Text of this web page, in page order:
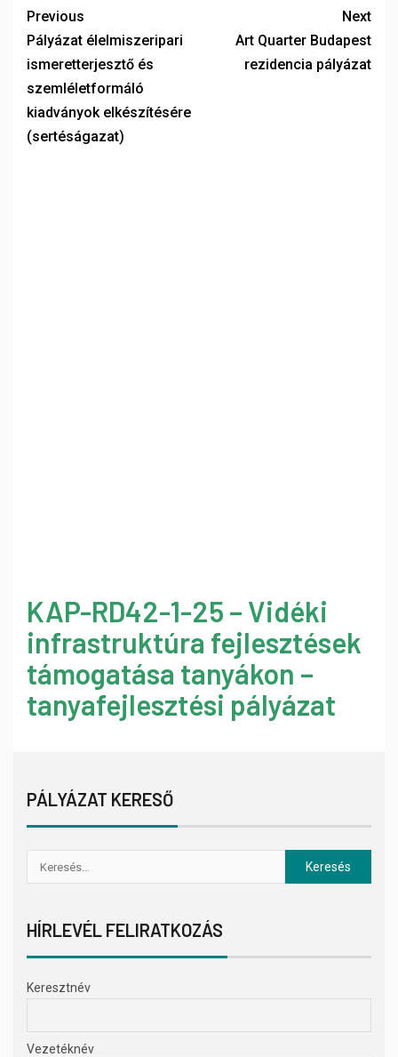
Previous
Pályázat élelmiszeripari
ismeretterjesztő és
szemléletformáló
kiadványok elkészítésére
(sertéságazat)
Next
Art Quarter Budapest
rezidencia pályázat
KAP-RD42-1-25 – Vidéki
infrastruktúra fejlesztések
támogatása tanyákon –
tanyafejlesztési pályázat
PÁLYÁZAT KERESŐ
HÍRLEVÉL FELIRATKOZÁS
Keresztnév
Vezetéknév